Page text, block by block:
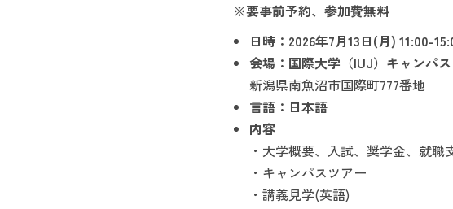
※要事前予約、参加費無料
日時：2026年7月13日(月) 11:00-
会場：国際大学（IUJ）キャンパス
新潟県南魚沼市国際町777番地
言語：日本語
内容
・大学概要、入試、奨学金、就職
・キャンパスツアー
・講義見学(英語)